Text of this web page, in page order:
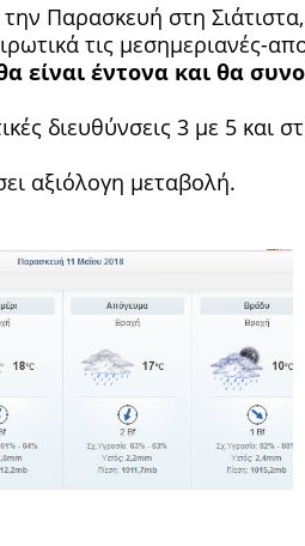
Παρασκευή στη
τις μεσημεριανές-
είναι έντονα και θα
διευθύνσεις 3 με 5 και
αξιόλογη μεταβολή.